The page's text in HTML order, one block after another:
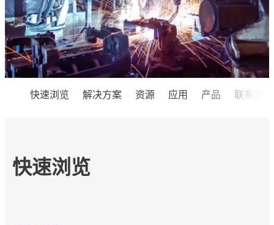
快速浏览 解决方案 资源 应用 产品 联系方式
快速浏览